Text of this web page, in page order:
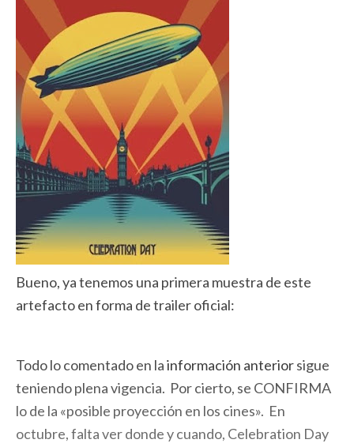
Bueno, ya tenemos una primera muestra de este
artefacto en forma de trailer oficial:
Todo lo comentado en lainformación anteriorsigue
teniendo plena vigencia. Por cierto, se CONFIRMA
lo de la «posible proyección en los cines». En
octubre, falta ver donde y cuando, Celebration Day